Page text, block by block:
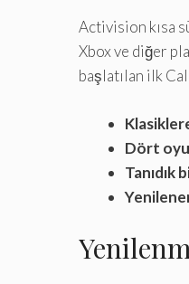
Activision kısa
Xbox ve diğer
başlatılan ilk
Dört
Tanıdık